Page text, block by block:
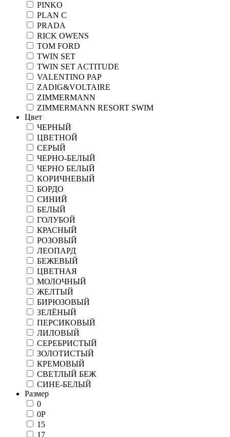
PINKO
PLAN C
PRADA
RICK OWENS
TOM FORD
TWIN SET
TWIN SET ACTITUDE
VALENTINO PAP
ZADIG&VOLTAIRE
ZIMMERMANN
ZIMMERMANN RESORT SWIM
Цвет
ЧЕРНЫЙ
ЦВЕТНОЙ
СЕРЫЙ
ЧЕРНО-БЕЛЫЙ
ЧЕРНО БЕЛЫЙ
КОРИЧНЕВЫЙ
БОРДО
СИНИЙ
БЕЛЫЙ
ГОЛУБОЙ
КРАСНЫЙ
РОЗОВЫЙ
ЛЕОПАРД
БЕЖЕВЫЙ
ЦВЕТНАЯ
МОЛОЧНЫЙ
ЖЕЛТЫЙ
БИРЮЗОВЫЙ
ЗЕЛЁНЫЙ
ПЕРСИКОВЫЙ
ЛИЛОВЫЙ
СЕРЕБРИСТЫЙ
ЗОЛОТИСТЫЙ
КРЕМОВЫЙ
СВЕТЛЫЙ БЕЖ
СИНЕ-БЕЛЫЙ
Размер
0
0P
15
17